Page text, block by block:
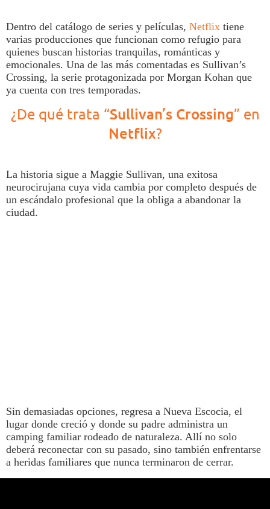
Dentro del catálogo de series y películas, Netflixtiene
varias producciones que funcionan como refugio para
quienes buscan historias tranquilas, románticas y
emocionales. Una de las más comentadas es Sullivan’s
Crossing, la serie protagonizada por Morgan Kohan que
ya cuenta con tres temporadas.
¿De qué trata “Sullivan’s Crossing” en
Netflix?
La historia sigue a Maggie Sullivan, una exitosa
neurocirujana cuya vida cambia por completo después de
un escándalo profesional que la obliga a abandonar la
ciudad.
Sin demasiadas opciones, regresa a Nueva Escocia, el
lugar donde creció y donde su padre administra un
camping familiar rodeado de naturaleza. Allí no solo
deberá reconectar con su pasado, sino también enfrentarse
a heridas familiares que nunca terminaron de cerrar.